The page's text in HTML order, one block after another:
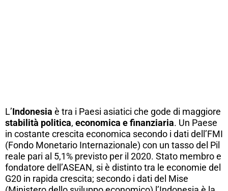
L’Indonesia è tra i Paesi asiatici che gode di maggiore
stabilità politica, economica e finanziaria. Un Paese
in costante crescita economica secondo i dati dell’FMI
(Fondo Monetario Internazionale) con un tasso del Pil
reale pari al 5,1% previsto per il 2020. Stato membro e
fondatore dell’ASEAN, si è distinto tra le economie del
G20 in rapida crescita; secondo i dati del Mise